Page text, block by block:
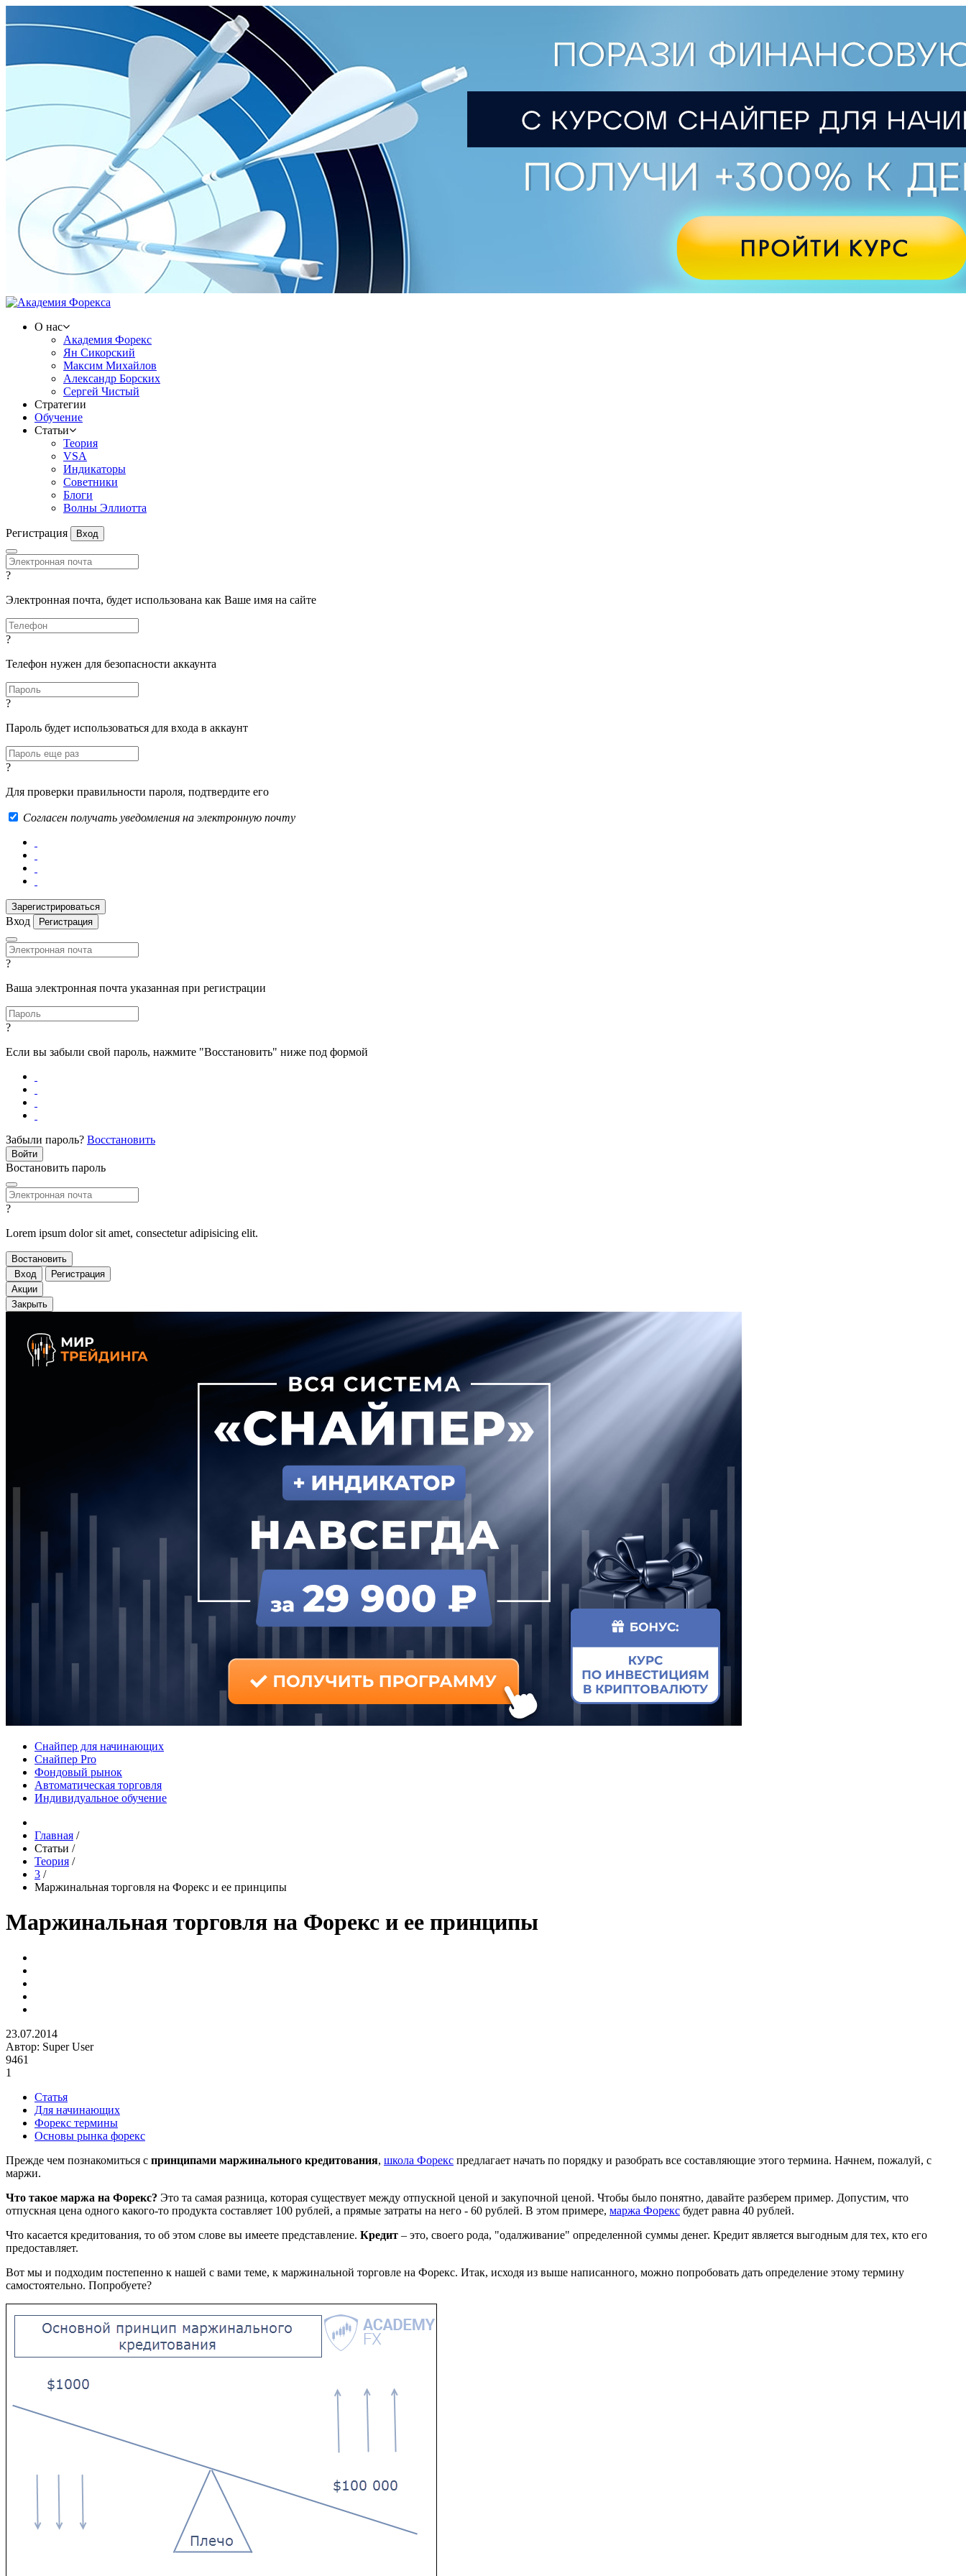
О нас
Академия Форекс
Ян Сикорский
Максим Михайлов
Александр Борских
Сергей Чистый
Стратегии
Обучение
Статьи
Теория
VSA
Индикаторы
Советники
Блоги
Волны Эллиотта
Регистрация Вход
?
Электронная почта, будет использована как Ваше имя на сайте
?
Телефон нужен для безопасности аккаунта
?
Пароль будет использоваться для входа в аккаунт
?
Для проверки правильности пароля, подтвердите его
Согласен получать уведомления на электронную почту
Вход Регистрация
?
Ваша электронная почта указанная при регистрации
?
Если вы забыли свой пароль, нажмите "Восстановить" ниже под формой
Забыли пароль? Восстановить
Востановить пароль
?
Lorem ipsum dolor sit amet, consectetur adipisicing elit.
Вход
Регистрация
Акции
Закрыть
Снайпер для начинающих
Снайпер Pro
Фондовый рынок
Автоматическая торговля
Индивидуальное обучение
Главная /
Статьи /
Теория /
3 /
Маржинальная торговля на Форекс и ее принципы
Маржинальная торговля на Форекс и ее принципы
23.07.2014
Автор: Super User
9461
1
Статья
Для начинающих
Форекс термины
Основы рынка форекс
Прежде чем познакомиться с принципами маржинального кредитования, школа Форекс предлагает начать по порядку и разобрать все составляющие этого термина. Начнем, пожалуй, с
маржи.
Что такое маржа на Форекс? Это та самая разница, которая существует между отпускной ценой и закупочной ценой. Чтобы было понятно, давайте разберем пример. Допустим, что
отпускная цена одного какого-то продукта составляет 100 рублей, а прямые затраты на него - 60 рублей. В этом примере, маржа Форекс будет равна 40 рублей.
Что касается кредитования, то об этом слове вы имеете представление. Кредит – это, своего рода, "одалживание" определенной суммы денег. Кредит является выгодным для тех, кто его
предоставляет.
Вот мы и подходим постепенно к нашей с вами теме, к маржинальной торговле на Форекс. Итак, исходя из выше написанного, можно попробовать дать определение этому термину
самостоятельно. Попробуете?